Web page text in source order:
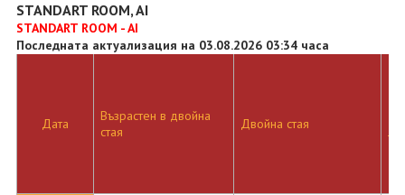
STANDART ROOM, AI
STANDART ROOM - AI
Последната актуализация на 03.08.2026 03:34 часа
Дата
Възрастен в двойна
стая
Двойна стая